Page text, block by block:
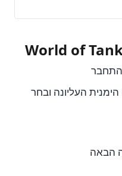
העליונה ובחר
הבאה